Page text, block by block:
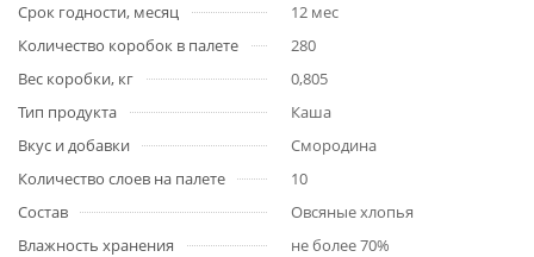
Срок годности, месяц
12 мес
Количество коробок в палете
280
Вес коробки, кг
0,805
Тип продукта
Каша
Вкус и добавки
Смородина
Количество слоев на палете
10
Состав
Овсяные хлопья
Влажность хранения
не более 70%